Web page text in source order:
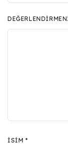
İSIM*